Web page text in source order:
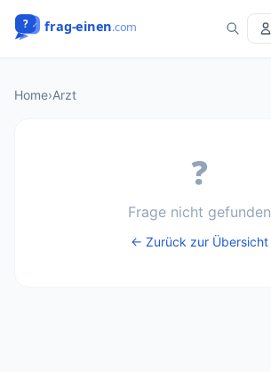
Home›Arzt
❓
Frage nicht gefunden
← Zurück zur Übersicht